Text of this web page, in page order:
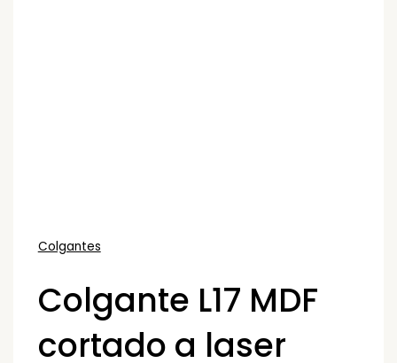
Colgantes
Colgante L17 MDF
cortado a laser